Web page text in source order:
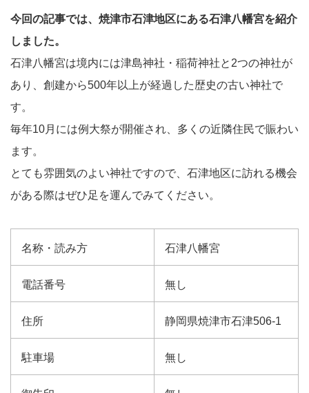
今回の記事では、焼津市石津地区にある石津八幡宮を紹介
しました。
石津八幡宮は境内には津島神社・稲荷神社と2つの神社が
あり、創建から500年以上が経過した歴史の古い神社で
す。
毎年10月には例大祭が開催され、多くの近隣住民で賑わい
ます。
とても雰囲気のよい神社ですので、石津地区に訪れる機会
がある際はぜひ足を運んでみてください。
名称・読み方 石津八幡宮
電話番号 無し
住所 静岡県焼津市石津506-1
駐車場 無し